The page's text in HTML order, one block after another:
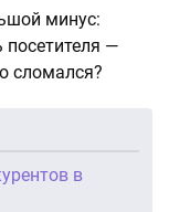
минус:
—
сломался?
в